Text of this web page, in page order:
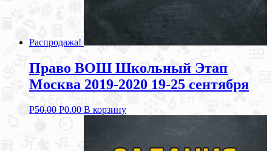
Распродажа!
Право ВОШ Школьный Этап
Москва 2019-2020 19-25 сентября
Р50.00 Р0.00 В корзину